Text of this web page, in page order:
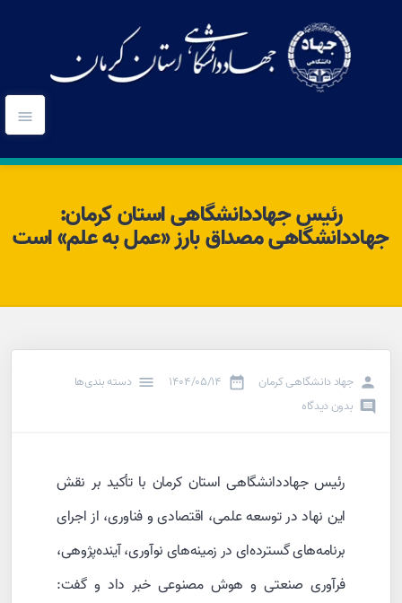
رئیس جهاددانشگاهی استان کرمان:
جهاددانشگاهی مصداق بارز «عمل به علم» است
جهاد دانشگاهی کرمان ۱۴۰۴/۰۵/۱۴
دسته بندی‌ها
بدون دیدگاه
رئیس جهاددانشگاهی استان کرمان با تأکید بر نقش
این نهاد در توسعه علمی، اقتصادی و فناوری، از اجرای
برنامه‌های گسترده‌ای در زمینه‌های نوآوری، آینده‌پژوهی،
فرآوری صنعتی و هوش مصنوعی خبر داد و گفت: